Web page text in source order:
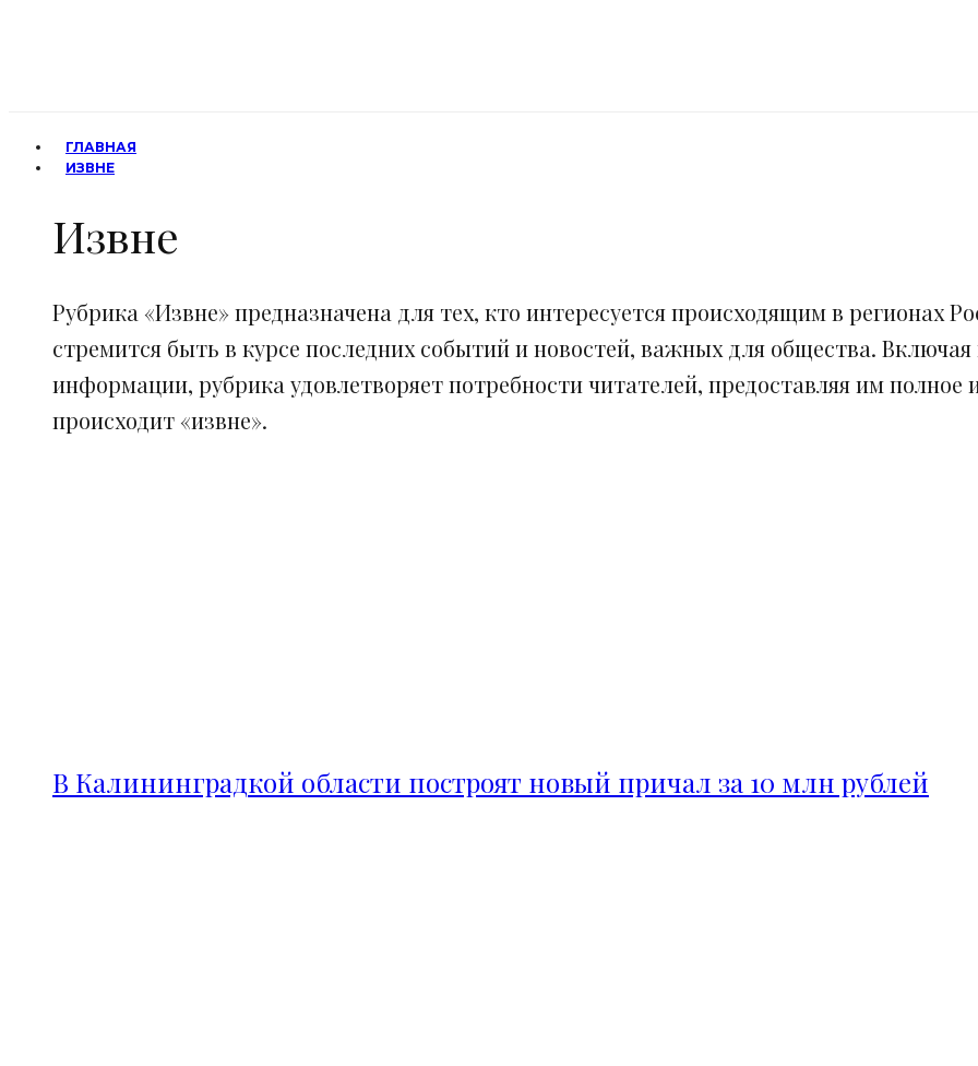
ГЛАВНАЯ
ИЗВНЕ
Извне
Рубрика «Извне» предназначена для тех, кто интересуется происходящим в регионах
стремится быть в курсе последних событий и новостей, важных для общества.
информации, рубрика удовлетворяет потребности читателей, предоставляя им полное
происходит «извне».
В Калининградкой области построят новый причал за 10 млн рублей